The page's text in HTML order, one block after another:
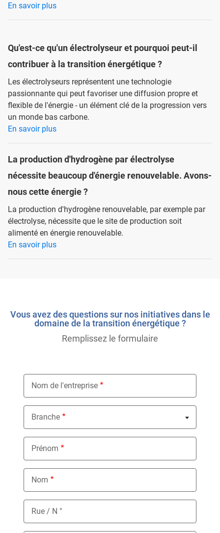
En savoir plus
Qu'est-ce qu'un électrolyseur et pourquoi peut-il
contribuer à la transition énergétique ?
Les électrolyseurs représentent une technologie
passionnante qui peut favoriser une diffusion propre et
flexible de l'énergie - un élément clé de la progression vers
un monde bas carbone.
En savoir plus
La production d'hydrogène par électrolyse
nécessite beaucoup d'énergie renouvelable. Avons-
nous cette énergie ?
La production d'hydrogène renouvelable, par exemple par
électrolyse, nécessite que le site de production soit
alimenté en énergie renouvelable.
En savoir plus
Vous avez des questions sur nos initiatives dans le
domaine de la transition énergétique ?
Remplissez le formulaire
Nom de l'entreprise
Branche
Nothing selected
Prénom
Nom
Rue / N °